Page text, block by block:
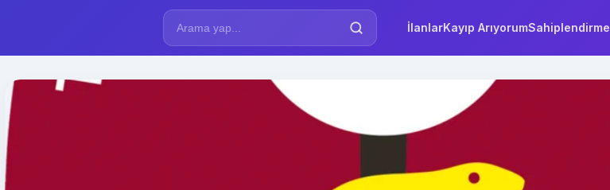
İlanlarKayıp ArıyorumSahiplendirme